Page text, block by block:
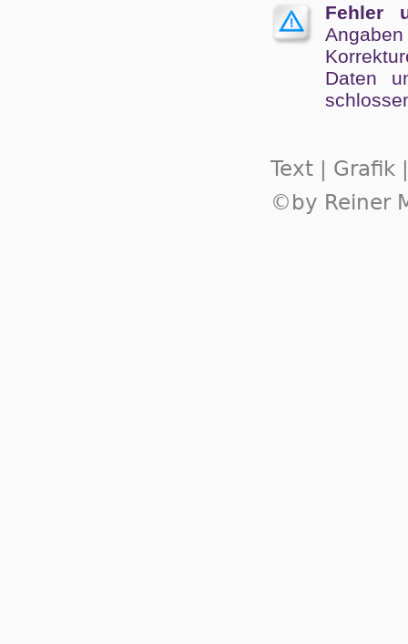
Fehler
Angaben
Da­ten
Text | Grafik
©by Reiner